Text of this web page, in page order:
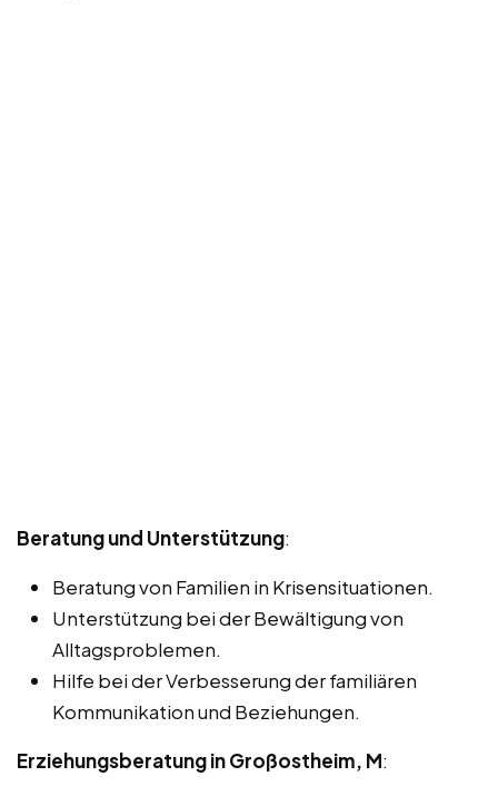
Beratung und Unterstützung:
Beratung von Familien in Krisensituationen.
Unterstützung bei der Bewältigung von
Alltagsproblemen.
Hilfe bei der Verbesserung der familiären
Kommunikation und Beziehungen.
Erziehungsberatung in Großostheim, M: